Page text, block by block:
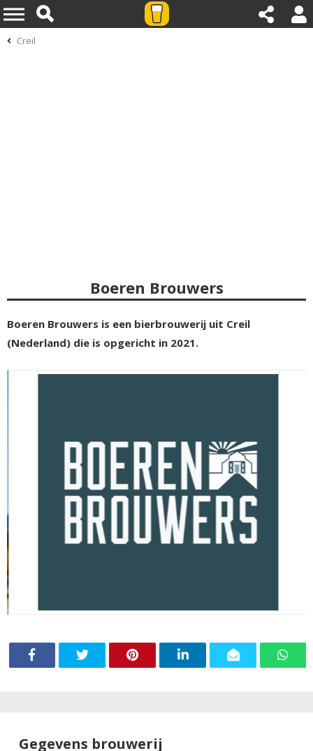
Creil
Boeren Brouwers
Boeren Brouwers is een bierbrouwerij uit Creil
(Nederland) die is opgericht in 2021.
Gegevens brouwerij